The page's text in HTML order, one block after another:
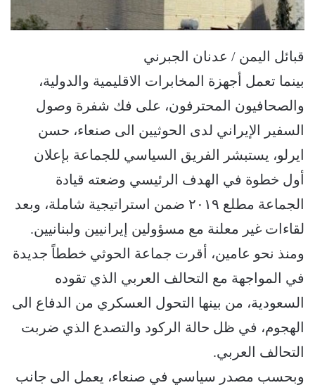
قبائل اليمن / عدنان الجبرني
بينما تعمل أجهزة المخابرات الاقليمية والدولية،
والصحافيون المحترفون، على فك شفرة وصول
السفير الإيراني لدى الحوثيين الى صنعاء، حسن
ايرلو، يستبشر الفريق السياسي للجماعة بإعلان
أول خطوة في الهدف الرئيسي وضعته قيادة
الجماعة مطلع ٢٠١٩ ضمن استراتيجية شاملة، وبعد
لقاءات غير معلنة مع مسؤولين إيرانيين ولبنانيين.
ومنذ نحو عامين، أقرت جماعة الحوثي خططاً جديدة
في المواجهة مع التحالف العربي الذي تقوده
السعودية، من بينها التحول العسكري من الدفاع الى
الهجوم، في ظل حالة الركود والتصدع الذي ضربت
التحالف العربي.
وبحسب مصدر سياسي في صنعاء، يعمل الى جانب